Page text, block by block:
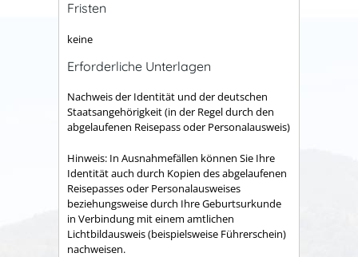
Fristen
keine
Erforderliche Unterlagen
Nachweis der Identität und der deutschen
Staatsangehörigkeit (in der Regel durch den
abgelaufenen Reisepass oder Personalausweis)
Hinweis: In Ausnahmefällen können Sie Ihre
Identität auch durch Kopien des abgelaufenen
Reisepasses oder Personalausweises
beziehungsweise durch Ihre Geburtsurkunde
in Verbindung mit einem amtlichen
Lichtbildausweis (beispielsweise Führerschein)
nachweisen.